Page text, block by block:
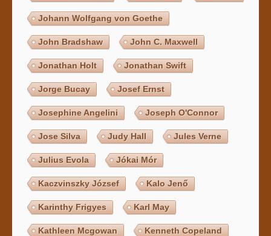
Johann Wolfgang von Goethe
John Bradshaw John C. Maxwell
Jonathan Holt Jonathan Swift
Jorge Bucay Josef Ernst
Josephine Angelini Joseph O'Connor
Jose Silva Judy Hall Jules Verne
Julius Evola Jókai Mór
Kaczvinszky József Kalo Jenő
Karinthy Frigyes Karl May
Kathleen Mcgowan Kenneth Copeland